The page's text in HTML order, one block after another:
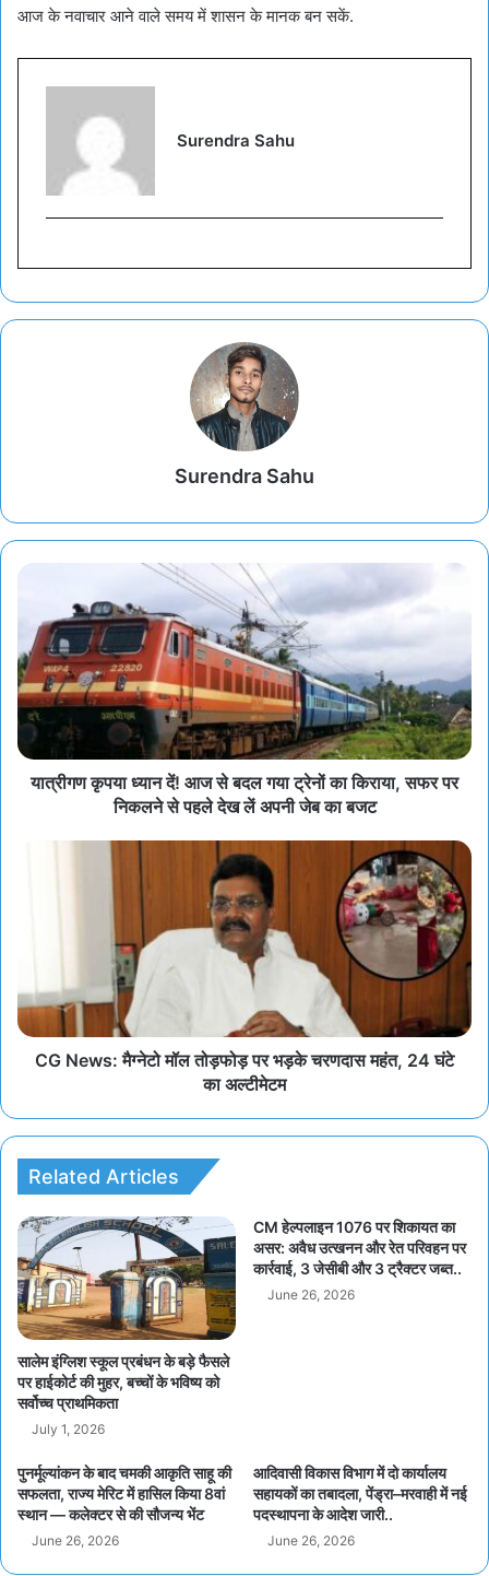
आज के नवाचार आने वाले समय में शासन के मानक बन सकें.
Surendra Sahu
Surendra Sahu
यात्रीगण कृपया ध्यान दें! आज से बदल गया ट्रेनों का किराया, सफर पर
निकलने से पहले देख लें अपनी जेब का बजट
CG News: मैग्नेटो मॉल तोड़फोड़ पर भड़के चरणदास महंत, 24 घंटे
का अल्टीमेटम
Related Articles
सालेम इंग्लिश स्कूल प्रबंधन के बड़े फैसले
पर हाईकोर्ट की मुहर, बच्चों के भविष्य को
सर्वोच्च प्राथमिकता
July 1, 2026
CM हेल्पलाइन 1076 पर शिकायत का
असर: अवैध उत्खनन और रेत परिवहन पर
कार्रवाई, 3 जेसीबी और 3 ट्रैक्टर जब्त..
June 26, 2026
पुनर्मूल्यांकन के बाद चमकी आकृति साहू की
सफलता, राज्य मेरिट में हासिल किया 8वां
स्थान — कलेक्टर से की सौजन्य भेंट
June 26, 2026
आदिवासी विकास विभाग में दो कार्यालय
सहायकों का तबादला, पेंड्रा–मरवाही में नई
पदस्थापना के आदेश जारी..
June 26, 2026